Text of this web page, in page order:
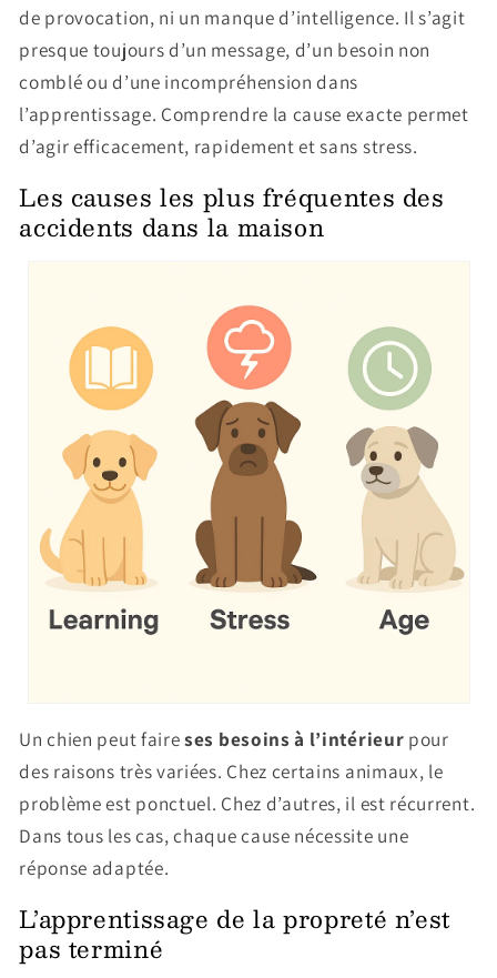
de provocation, ni un manque d’intelligence. Il s’agit
presque toujours d’un message, d’un besoin non
comblé ou d’une incompréhension dans
l’apprentissage. Comprendre la cause exacte permet
d’agir efficacement, rapidement et sans stress.
Les causes les plus fréquentes des
accidents dans la maison
Un chien peut faireses besoins à l’intérieur pour
des raisons très variées. Chez certains animaux, le
problème est ponctuel. Chez d’autres, il est récurrent.
Dans tous les cas, chaque cause nécessite une
réponse adaptée.
L’apprentissage de la propreté n’est
pas terminé